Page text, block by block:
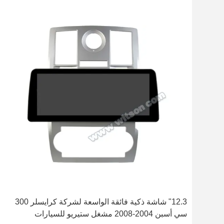
12.3" شاشة ذكية فائقة الواسعة لشركة كرايسلر 300
سي أسبن 2004-2008 مشغل ستيريو للسيارات